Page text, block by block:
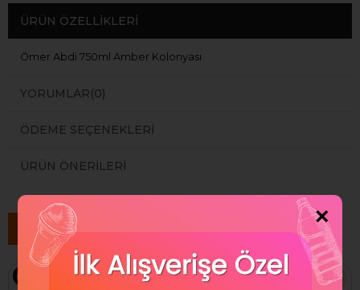
ÜRÜN ÖZELLIKLERI
Ömer Abdi 750ml Amber Kolonyası
YORUMLAR(0)
ÖDEME SEÇENEKLERI
ÜRÜN ÖNERILERI
Benzer Ürünler
Ücretsiz Kargo Ücretsiz Kargo
×